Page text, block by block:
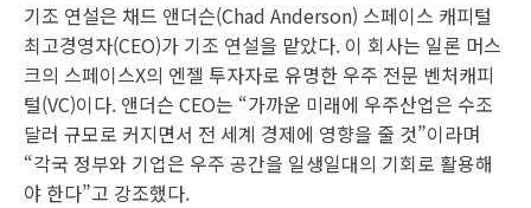
기조 연설은 채드 앤더슨(Chad Anderson) 스페이스 캐피털
최고경영자(CEO)가 기조 연설을 맡았다. 이 회사는 일론 머스
크의 스페이스X의 엔젤 투자자로 유명한 우주 전문 벤처캐피
털(VC)이다. 앤더슨 CEO는 “가까운 미래에 우주산업은 수조
달러 규모로 커지면서 전 세계 경제에 영향을 줄 것”이라며
“각국 정부와 기업은 우주 공간을 일생일대의 기회로 활용해
야 한다”고 강조했다.